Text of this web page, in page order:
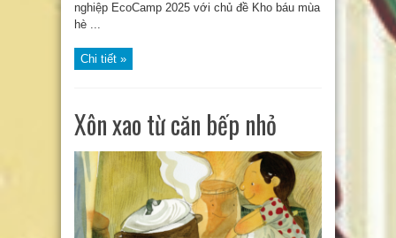
nghiệp EcoCamp 2025 với chủ đề Kho báu mùa
hè ...
Chi tiết »
Xôn xao từ căn bếp nhỏ